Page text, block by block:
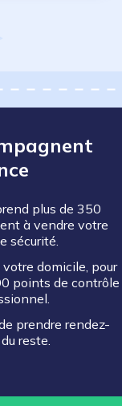
plus de 350
à vendre votre
sécurité.
domicile, pour
points de contrôle
prendre rendez-
reste.